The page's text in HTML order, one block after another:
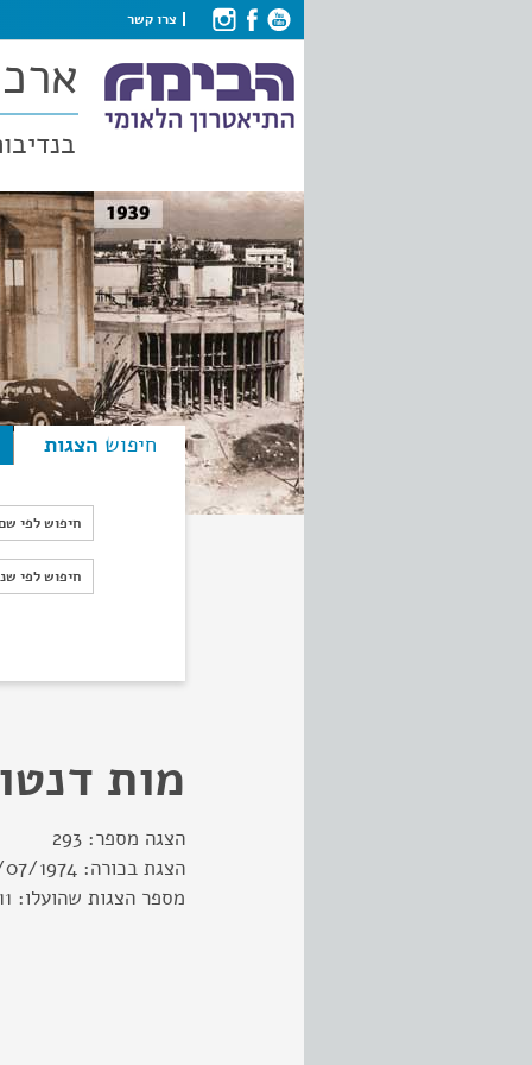
צרו קשר
חיפוש הצגות
חיפוש לפי
חיפוש לפי
חיפוש לפי
מות
הצגה מספר: 293
הצגת בכורה: 1974
מספר הצגות שהועלו: 11